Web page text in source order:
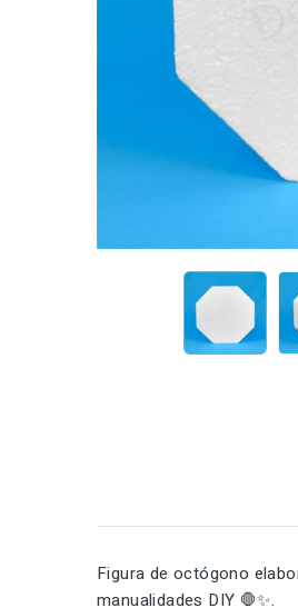
Figura de octógono
manualidades DIY 🛑✨.